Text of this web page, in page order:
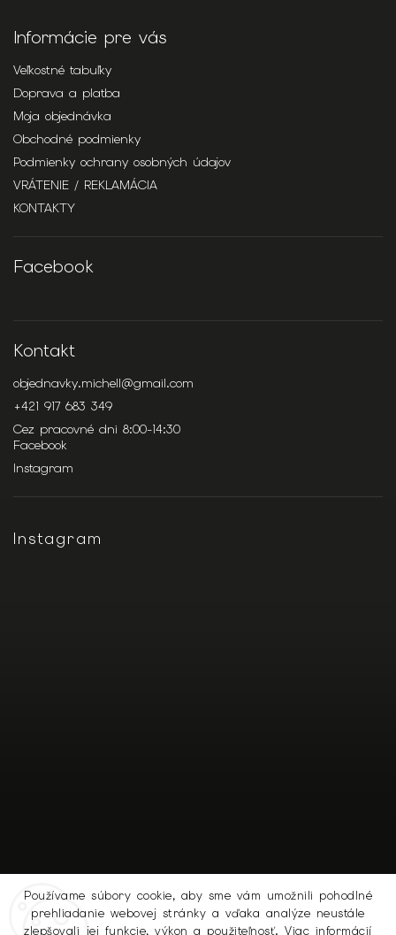
Používame súbory cookie, aby sme vám umožnili pohodlné
prehliadanie webovej stránky a vďaka analýze neustále
zlepšovali jej funkcie, výkon a použiteľnosť.Viac informácií
Informácie pre vás
Veľkostné tabuľky
Doprava a platba
Moja objednávka
Obchodné podmienky
Podmienky ochrany osobných údajov
VRÁTENIE / REKLAMÁCIA
KONTAKTY
Facebook
Kontakt
objednavky.michell@gmail.com
+421 917 683 349
Cez pracovné dni 8:00-14:30
Facebook
Instagram
Instagram
Sledovať na Instagrame